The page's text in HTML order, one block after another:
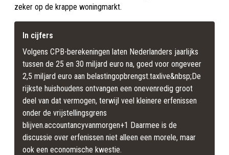
zeker op de krappe woningmarkt.
In cijfers
Volgens CPB-berekeningen laten Nederlanders jaarlijks
tussen de 25 en 30 miljard euro na, goed voor ongeveer
2,5 miljard euro aan belastingopbrengst.taxlive&nbsp;De
rijkste huishoudens ontvangen een onevenredig groot
deel van dat vermogen, terwijl veel kleinere erfenissen
onder de vrijstellingsgrens
blijven.accountancyvanmorgen+1 Daarmee is de
discussie over erfenissen niet alleen een morele, maar
ook een economische kwestie.